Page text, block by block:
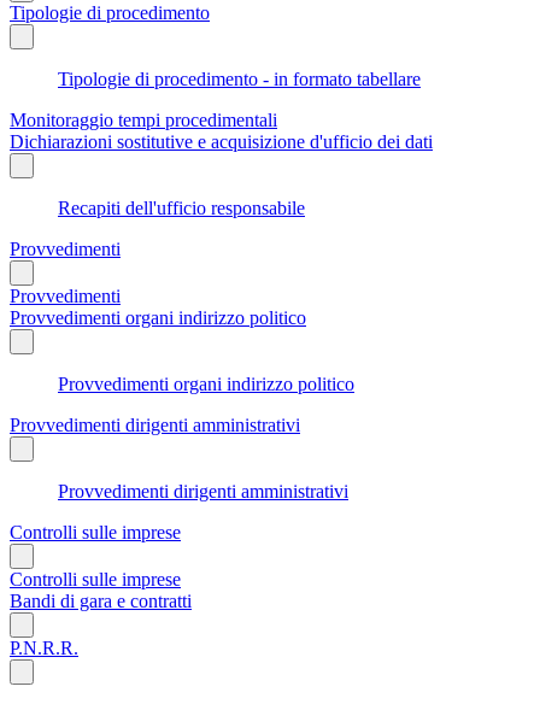
Tipologie di procedimento
Tipologie di procedimento - in formato tabellare
Monitoraggio tempi procedimentali
Dichiarazioni sostitutive e acquisizione d'ufficio dei dati
Recapiti dell'ufficio responsabile
Provvedimenti
Provvedimenti
Provvedimenti organi indirizzo politico
Provvedimenti organi indirizzo politico
Provvedimenti dirigenti amministrativi
Provvedimenti dirigenti amministrativi
Controlli sulle imprese
Controlli sulle imprese
Bandi di gara e contratti
P.N.R.R.